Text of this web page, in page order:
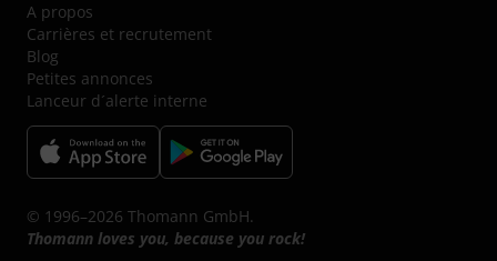
A propos
Carrières et recrutement
Blog
Petites annonces
Lanceur d´alerte interne
© 1996–2026 Thomann GmbH.
Thomann loves you, because you rock!